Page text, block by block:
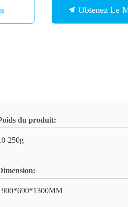
Obtenez Le
du produit:
250g